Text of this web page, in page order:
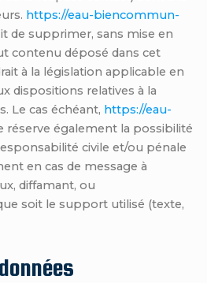
https://eau-biencommun-
de supprimer, sans mise en
contenu déposé dans cet
à la législation applicable en
dispositions relatives à la
Le cas échéant, https://eau-
réserve également la possibilité
civile et/ou pénale
en cas de message à
diffamant, ou
soit le support utilisé (texte,